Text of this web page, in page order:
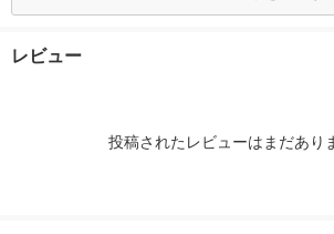
レビュー
投稿されたレビューはまだあり